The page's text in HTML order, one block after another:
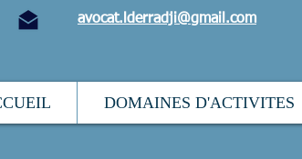
avocat.lderradji@gmail.com
DOMAINES D'ACTIVITES